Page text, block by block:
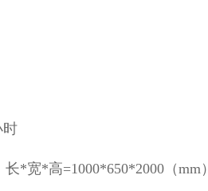
时
*宽*高=1000*650*2000（mm）